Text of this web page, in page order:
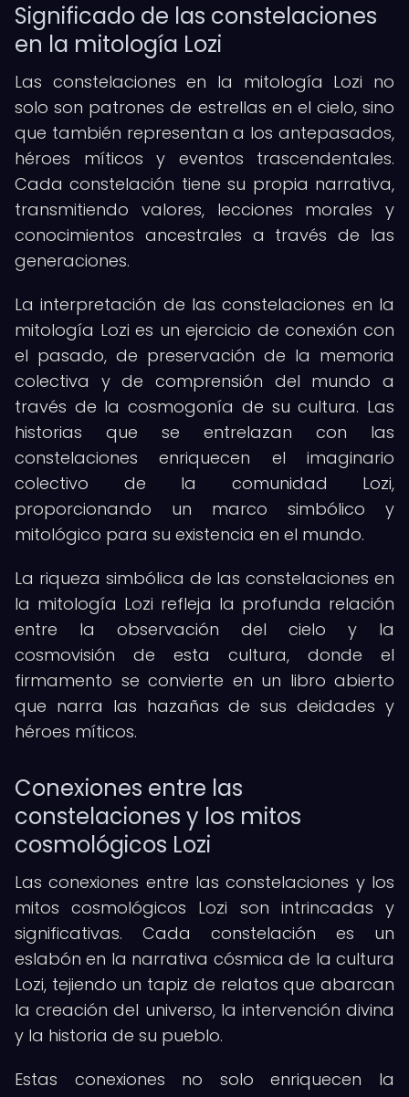
Significado de las constelaciones
en la mitología Lozi
Las constelaciones en la mitología Lozi no
solo son patrones de estrellas en el cielo, sino
que también representan a los antepasados,
héroes míticos y eventos trascendentales.
Cada constelación tiene su propia narrativa,
transmitiendo valores, lecciones morales y
conocimientos ancestrales a través de las
generaciones.
La interpretación de las constelaciones en la
mitología Lozi es un ejercicio de conexión con
el pasado, de preservación de la memoria
colectiva y de comprensión del mundo a
través de la cosmogonía de su cultura. Las
historias que se entrelazan con las
constelaciones enriquecen el imaginario
colectivo de la comunidad Lozi,
proporcionando un marco simbólico y
mitológico para su existencia en el mundo.
La riqueza simbólica de las constelaciones en
la mitología Lozi refleja la profunda relación
entre la observación del cielo y la
cosmovisión de esta cultura, donde el
firmamento se convierte en un libro abierto
que narra las hazañas de sus deidades y
héroes míticos.
Conexiones entre las
constelaciones y los mitos
cosmológicos Lozi
Las conexiones entre las constelaciones y los
mitos cosmológicos Lozi son intrincadas y
significativas. Cada constelación es un
eslabón en la narrativa cósmica de la cultura
Lozi, tejiendo un tapiz de relatos que abarcan
la creación del universo, la intervención divina
y la historia de su pueblo.
Estas conexiones no solo enriquecen la